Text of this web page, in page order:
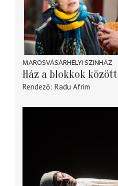
MAROSVÁSÁRHELYI SZINHÁZ
Ház a blokkok között
Rendező Radu Afrim